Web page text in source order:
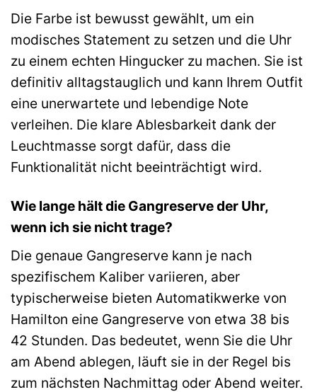
Die Farbe ist bewusst gewählt, um ein
modisches Statement zu setzen und die Uhr
zu einem echten Hingucker zu machen. Sie ist
definitiv alltagstauglich und kann Ihrem Outfit
eine unerwartete und lebendige Note
verleihen. Die klare Ablesbarkeit dank der
Leuchtmasse sorgt dafür, dass die
Funktionalität nicht beeinträchtigt wird.
Wie lange hält die Gangreserve der Uhr,
wenn ich sie nicht trage?
Die genaue Gangreserve kann je nach
spezifischem Kaliber variieren, aber
typischerweise bieten Automatikwerke von
Hamilton eine Gangreserve von etwa 38 bis
42 Stunden. Das bedeutet, wenn Sie die Uhr
am Abend ablegen, läuft sie in der Regel bis
zum nächsten Nachmittag oder Abend weiter.